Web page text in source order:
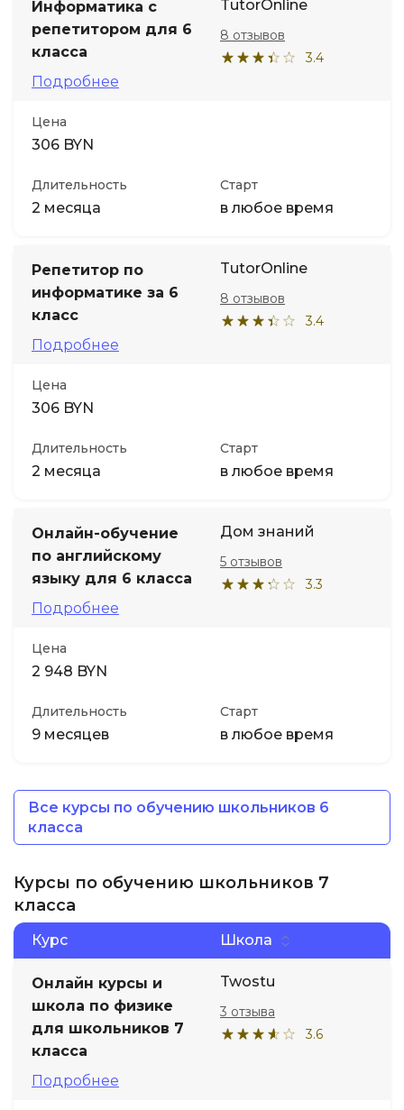
Информатика с
репетитором для 6
класса
Подробнее
TutorOnline
3.4
8 отзывов
Цена
306 BYN
Длительность
2 месяца
Старт
в любое время
Репетитор по
информатике за 6
класс
Подробнее
TutorOnline
3.4
8 отзывов
Цена
306 BYN
Длительность
2 месяца
Старт
в любое время
Онлайн-обучение
по английскому
языку для 6 класса
Подробнее
Дом знаний
3.3
5 отзывов
Цена
2 948 BYN
Длительность
9 месяцев
Старт
в любое время
Все курсы по обучению школьников 6
класса
Курсы по обучению школьников 7
класса
Курс Школа
Онлайн курсы и
школа по физике
для школьников 7
класса
Подробнее
Twostu
3.6
3 отзыва